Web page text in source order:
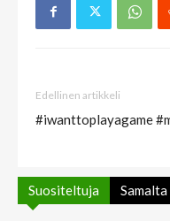
Edellinen artikkeli
#iwanttoplayagame
Suositeltuja